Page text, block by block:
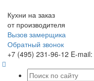
Кухни на заказ
от производителя
Вызов замерщика
Обратный звонок
+7 (495) 231-96-12 E-mail: